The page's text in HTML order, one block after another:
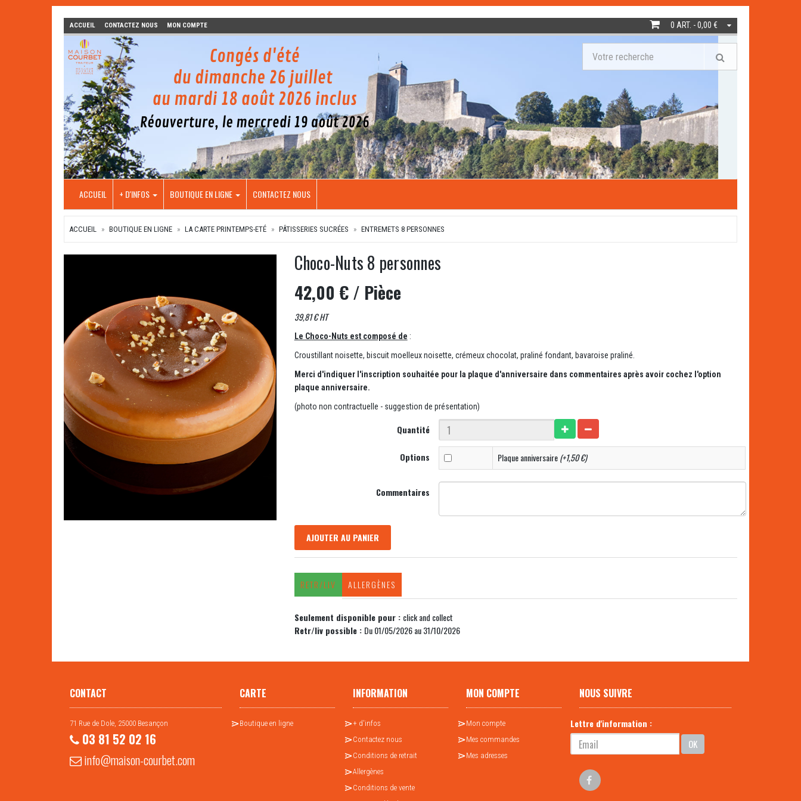
ACCUEIL CONTACTEZ NOUS MON COMPTE 0 ART. - 0,00 €
ACCUEIL + D'INFOS BOUTIQUE EN LIGNE CONTACTEZ NOUS
ACCUEIL BOUTIQUE EN LIGNE LA CARTE PRINTEMPS-ETÉ PÂTISSERIES SUCRÉES ENTREMETS 8 PERSONNES
Choco-Nuts 8 personnes
42,00 €/ Pièce
39,81 € HT
Le Choco-Nuts est composé de :
Croustillant noisette, biscuit moelleux noisette, crémeux chocolat, praliné fondant, bavaroise praliné.
Merci d'indiquer l'inscription souhaitée pour la plaque d'anniversaire dans commentaires après avoir cochez l'option
plaque anniversaire.
(photo non contractuelle - suggestion de présentation)
Quantité
Options Plaque anniversaire(+1,50 €)
Commentaires
AJOUTER AU PANIER
RETR/LIV ALLERGÈNES
Seulement disponible pour : click and collect
Retr/liv possible : Du 01/05/2026 au 31/10/2026
CONTACT
71 Rue de Dole, 25000 Besançon
03 81 52 02 16
info@maison-courbet.com
CARTE
Boutique en ligne
INFORMATION
+ d'infos
Contactez nous
Conditions de retrait
Allergènes
Conditions de vente
MON COMPTE
Mon compte
Mes commandes
Mes adresses
NOUS SUIVRE
Lettre d'information :
OK